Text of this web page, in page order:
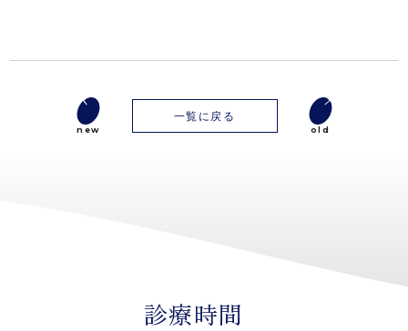
new
一覧に戻る
old
診療時間